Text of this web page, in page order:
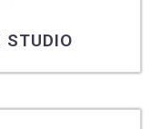
STUDIO